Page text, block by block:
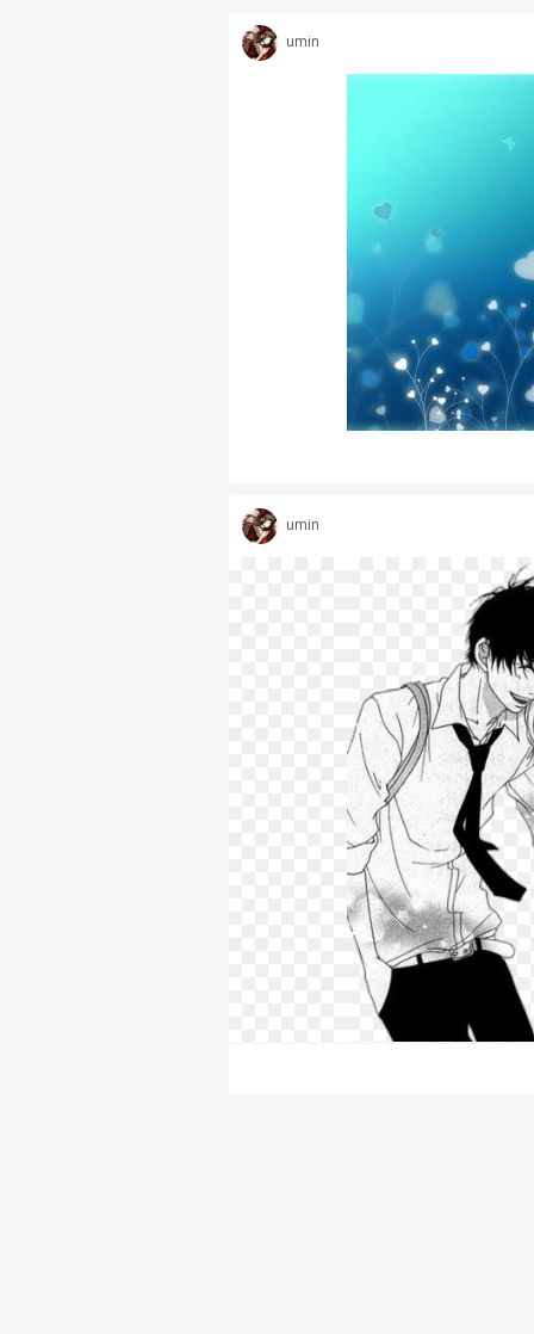
umin
umin